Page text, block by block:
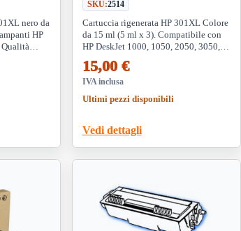
nero da
HP
Qualità
SKU:2514
Cartuccia rigenerata HP 301XL Colore
da 15 ml (5 ml x 3). Compatibile con
HP DeskJet 1000, 1050, 2050, 3050,
4630. Qualità e risparmio
15,00 €
IVA inclusa
Ultimi pezzi disponibili
Vedi dettagli